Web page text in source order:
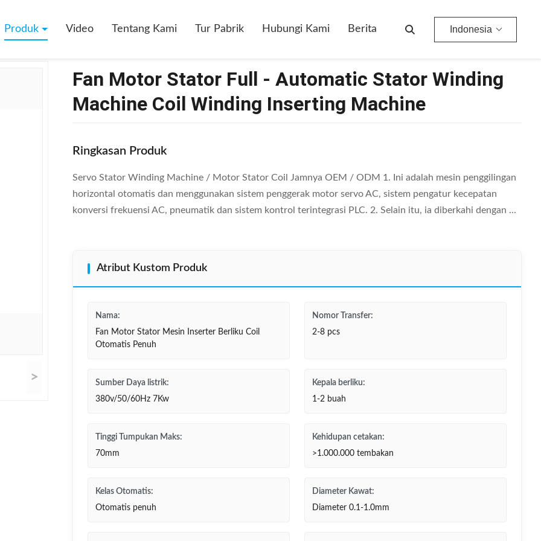
Produk Video Tentang Kami Tur Pabrik Hubungi Kami Berita Indonesia
>
Fan Motor Stator Full - Automatic Stator Winding
Machine Coil Winding Inserting Machine
Ringkasan Produk
Servo Stator Winding Machine / Motor Stator Coil Jamnya OEM / ODM 1. Ini adalah mesin penggilingan
horizontal otomatis dan menggunakan sistem penggerak motor servo AC, sistem pengatur kecepatan
konversi frekuensi AC, pneumatik dan sistem kontrol terintegrasi PLC. 2. Selain itu, ia diberkahi dengan ...
Atribut Kustom Produk
Nama:
Fan Motor Stator Mesin Inserter Berliku Coil
Otomatis Penuh
Nomor Transfer:
2-8 pcs
Sumber Daya listrik:
380v/50/60Hz 7Kw
Kepala berliku:
1-2 buah
Tinggi Tumpukan Maks:
70mm
Kehidupan cetakan:
>1.000.000 tembakan
Kelas Otomatis:
Otomatis penuh
Diameter Kawat:
Diameter 0.1-1.0mm